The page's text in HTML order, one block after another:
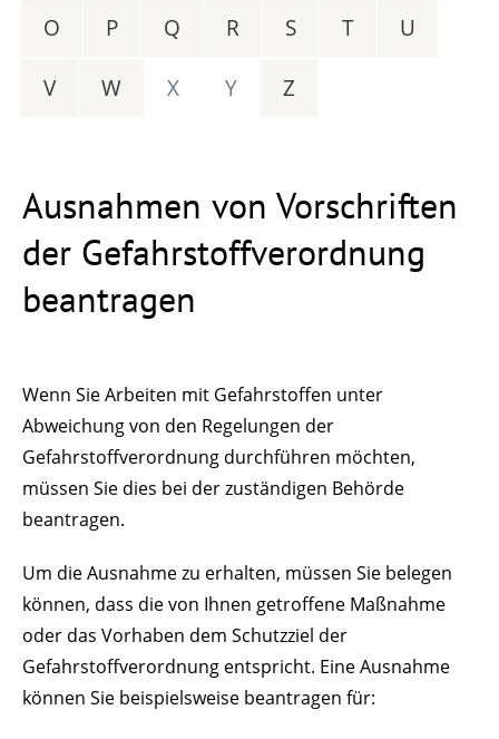
O P Q R S T U
V W X Y Z
Ausnahmen von Vorschriften
der Gefahrstoffverordnung
beantragen
Wenn Sie Arbeiten mit Gefahrstoffen unter
Abweichung von den Regelungen der
Gefahrstoffverordnung durchführen möchten,
müssen Sie dies bei der zuständigen Behörde
beantragen.
Um die Ausnahme zu erhalten, müssen Sie belegen
können, dass die von Ihnen getroffene Maßnahme
oder das Vorhaben dem Schutzziel der
Gefahrstoffverordnung entspricht. Eine Ausnahme
können Sie beispielsweise beantragen für: